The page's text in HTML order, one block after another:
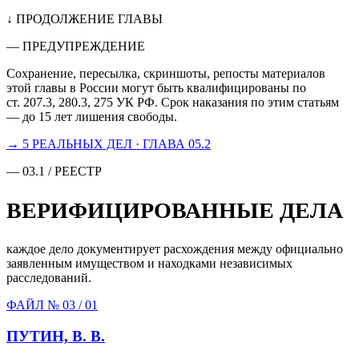
↓ ПРОДОЛЖЕНИЕ ГЛАВЫ
— ПРЕДУПРЕЖДЕНИЕ
Сохранение, пересылка, скриншоты, репосты материалов
этой главы в России могут быть квалифицированы по
ст. 207.3, 280.3, 275 УК РФ. Срок наказания по этим статьям
— до 15 лет лишения свободы.
→ 5 РЕАЛЬНЫХ ДЕЛ · ГЛАВА 05.2
— 03.1 / РЕЕСТР
ВЕРИФИЦИРОВАННЫЕ ДЕЛА
каждое дело документирует расхождения между официально
заявленным имуществом и находками независимых
расследований.
ФАЙЛ № 03 /01
ПУТИН, В. В.